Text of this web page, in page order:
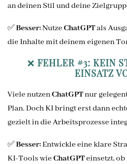
an deinen Stil und deine
✅Besser:Nutze ChatGPTals
die Inhalte mit deinem eigenen
❌ FEHLER #3: KEIN
EINSATZ
Viele nutzenChatGPTnur
Plan. Doch KI bringt erst dann
gezielt in die Arbeitsprozesse
✅Besser:Entwickle eine klare
KI-Tools wie ChatGPTeinsetzt,